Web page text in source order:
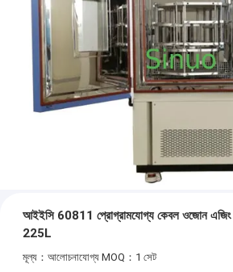
আইইসি 60811 প্রোগ্রামযোগ্য কেবল ওজোন এজিং
225L
মূল্য：আলোচনাযোগ্য MOQ：1 সেট